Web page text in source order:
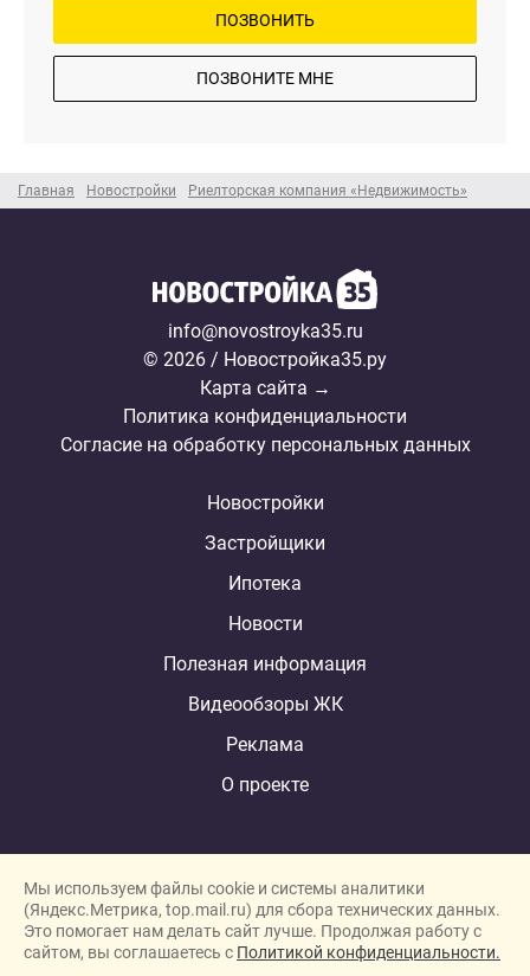
Главная Новостройки Риелторская компания «Недвижимость»
ПОЗВОНИТЬ
ПОЗВОНИТЕ МНЕ
info@novostroyka35.ru
© 2026 / Новостройка35.ру
Карта сайта →
Политика конфиденциальности
Согласие на обработку персональных данных
Новостройки
Застройщики
Ипотека
Новости
Полезная информация
Видеообзоры ЖК
Реклама
О проекте
New homes in Dubai
Мы используем файлы cookie и системы аналитики
(Яндекс.Метрика, top.mail.ru) для сбора технических данных.
Это помогает нам делать сайт лучше. Продолжая работу с
сайтом, вы соглашаетесь с Политикой конфиденциальности.